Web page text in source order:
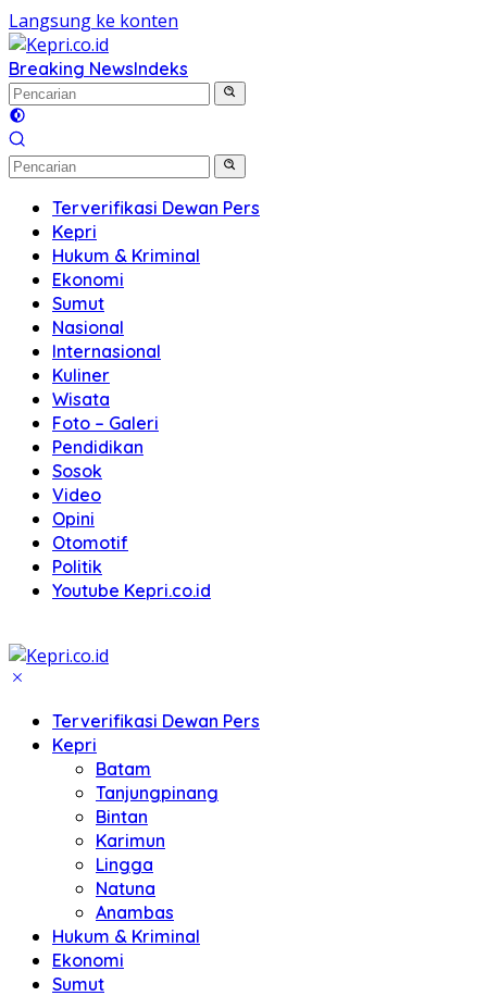
Langsung ke konten
Breaking NewsIndeks
Terverifikasi Dewan Pers
Kepri
Hukum & Kriminal
Ekonomi
Sumut
Nasional
Internasional
Kuliner
Wisata
Foto – Galeri
Pendidikan
Sosok
Video
Opini
Otomotif
Politik
Youtube Kepri.co.id
Terverifikasi Dewan Pers
Kepri
Batam
Tanjungpinang
Bintan
Karimun
Lingga
Natuna
Anambas
Hukum & Kriminal
Ekonomi
Sumut